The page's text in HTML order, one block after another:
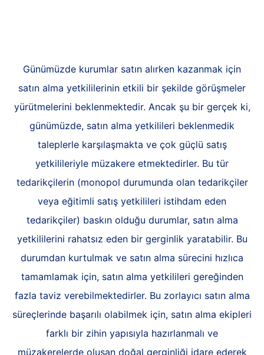
Günümüzde kurumlar satın alırken kazanmak için
satın alma yetkililerinin etkili bir şekilde görüşmeler
yürütmelerini beklenmektedir. Ancak şu bir gerçek ki,
günümüzde, satın alma yetkilileri beklenmedik
taleplerle karşılaşmakta ve çok güçlü satış
yetkilileriyle müzakere etmektedirler. Bu tür
tedarikçilerin (monopol durumunda olan tedarikçiler
veya eğitimli satış yetkilileri istihdam eden
tedarikçiler) baskın olduğu durumlar, satın alma
yetkililerini rahatsız eden bir gerginlik yaratabilir. Bu
durumdan kurtulmak ve satın alma sürecini hızlıca
tamamlamak için, satın alma yetkilileri gereğinden
fazla taviz verebilmektedirler. Bu zorlayıcı satın alma
süreçlerinde başarılı olabilmek için, satın alma ekipleri
farklı bir zihin yapısıyla hazırlanmalı ve
müzakerelerde oluşan doğal gerginliği idare ederek